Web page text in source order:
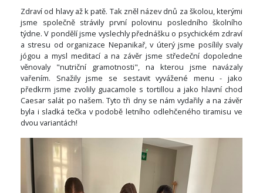
Zdraví od hlavy až k patě. Tak zněl název dnů za školou, kterými
jsme společně strávily první polovinu posledního školního
týdne. V pondělí jsme vyslechly přednášku o psychickém zdraví
a stresu od organizace Nepanikař, v úterý jsme posílily svaly
jógou a mysl meditací a na závěr jsme středeční dopoledne
věnovaly "nutriční gramotnosti", na kterou jsme navázaly
vařením. Snažily jsme se sestavit vyvážené menu - jako
předkrm jsme zvolily guacamole s tortillou a jako hlavní chod
Caesar salát po našem. Tyto tři dny se nám vydařily a na závěr
byla i sladká tečka v podobě letního odlehčeného tiramisu ve
dvou variantách!